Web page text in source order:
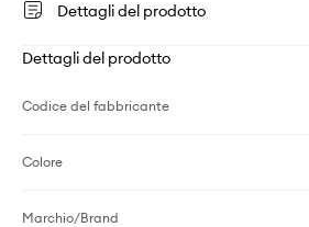
Dettagli del prodotto
Dettagli del prodotto
Codice del fabbricante
Colore
Marchio/Brand